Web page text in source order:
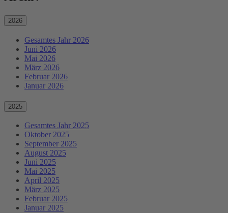
2026
Gesamtes Jahr 2026
Juni 2026
Mai 2026
März 2026
Februar 2026
Januar 2026
2025
Gesamtes Jahr 2025
Oktober 2025
September 2025
August 2025
Juni 2025
Mai 2025
April 2025
März 2025
Februar 2025
Januar 2025